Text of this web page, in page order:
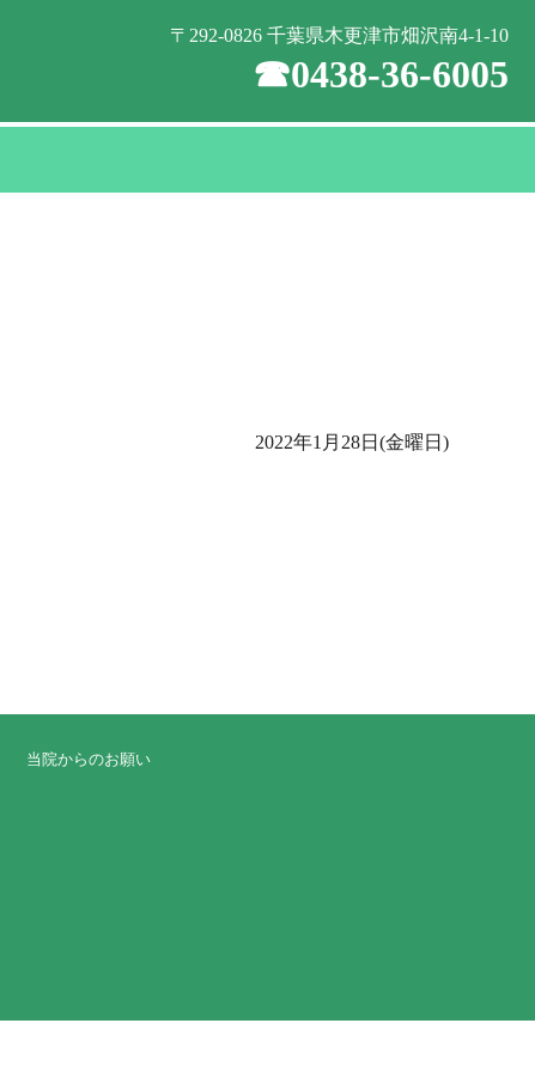
〒292-0826 千葉県木更津市畑沢南4-1-10
☎0438-36-6005
2022年1月28日(金曜日)
当院からのお願い